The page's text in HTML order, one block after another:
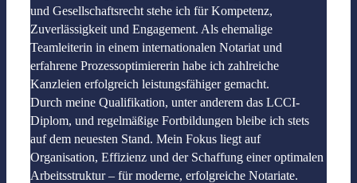
und Gesellschaftsrecht stehe ich für Kompetenz,
Zuverlässigkeit und Engagement. Als ehemalige
Teamleiterin in einem internationalen Notariat und
erfahrene Prozessoptimiererin habe ich zahlreiche
Kanzleien erfolgreich leistungsfähiger gemacht.
Durch meine Qualifikation, unter anderem das LCCI-
Diplom, und regelmäßige Fortbildungen bleibe ich stets
auf dem neuesten Stand. Mein Fokus liegt auf
Organisation, Effizienz und der Schaffung einer optimalen
Arbeitsstruktur – für moderne, erfolgreiche Notariate.